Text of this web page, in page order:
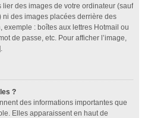
des images de votre ordinateur (sauf
ni des images placées derrière des
exemple : boîtes aux lettres Hotmail ou
de passe, etc. Pour afficher l’image,
?
des informations importantes que
Elles apparaissent en haut de